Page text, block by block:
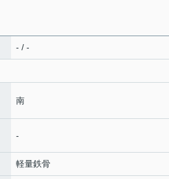
- / -
南
-
軽量鉄骨